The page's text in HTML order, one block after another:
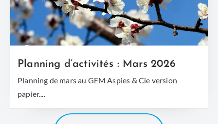
Planning d’activités : Mars 2026
Planning de mars au GEM Aspies & Cie version
papier....